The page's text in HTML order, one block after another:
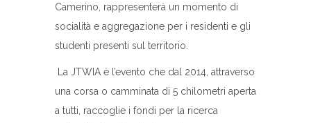
Camerino, rappresenterà un momento di
socialità e aggregazione per i residenti e gli
studenti presenti sul territorio.
La JTWIA è l’evento che dal 2014, attraverso
una corsa o camminata di 5 chilometri aperta
a tutti, raccoglie i fondi per la ricerca